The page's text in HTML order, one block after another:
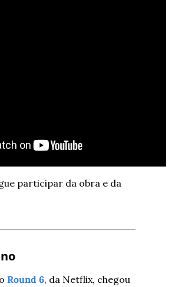
participar da obra e da
Round 6, da Netflix, chegou